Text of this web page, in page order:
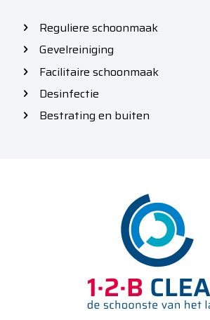
Reguliere schoonmaak
Gevelreiniging
Facilitaire schoonmaak
Desinfectie
Bestrating en buiten